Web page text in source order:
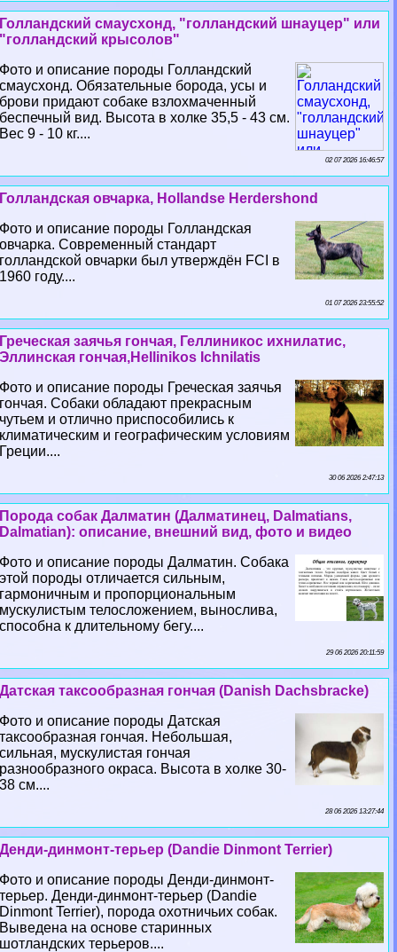
Голландский смаусхонд, "голландский шнауцер" или
"голландский крысолов"
Фото и описание породы Голландский
смаусхонд. Обязательные борода, усы и
брови придают собаке взлохмаченный
беспечный вид. Высота в холке 35,5 - 43 см.
Вес 9 - 10 кг....
02 07 2026 16:46:57
Голландская овчарка, Hollandse Herdershond
Фото и описание породы Голландская
овчарка. Современный стандарт
голландской овчарки был утверждён FCI в
1960 году....
01 07 2026 23:55:52
Греческая заячья гончая, Геллиникос ихнилатис,
Эллинская гончая,Hellinikos Ichnilatis
Фото и описание породы Греческая заячья
гончая. Собаки обладают прекрасным
чутьем и отлично приспособились к
климатическим и географическим условиям
Греции....
30 06 2026 2:47:13
Порода собак Далматин (Далматинец, Dalmatians,
Dalmatian): описание, внешний вид, фото и видео
Фото и описание породы Далматин. Собака
этой породы отличается сильным,
гармоничным и пропорциональным
мускулистым телосложением, вынослива,
способна к длительному бегу....
29 06 2026 20:11:59
Датская таксообразная гончая (Danish Dachsbracke)
Фото и описание породы Датская
таксообразная гончая. Небольшая,
сильная, мускулистая гончая
разнообразного окраса. Высота в холке 30-
38 см....
28 06 2026 13:27:44
Денди-динмонт-терьер (Dandie Dinmont Terrier)
Фото и описание породы Денди-динмонт-
терьер. Денди-динмонт-терьер (Dandie
Dinmont Terrier), порода охотничьих собак.
Выведена на основе старинных
шотландских терьеров....